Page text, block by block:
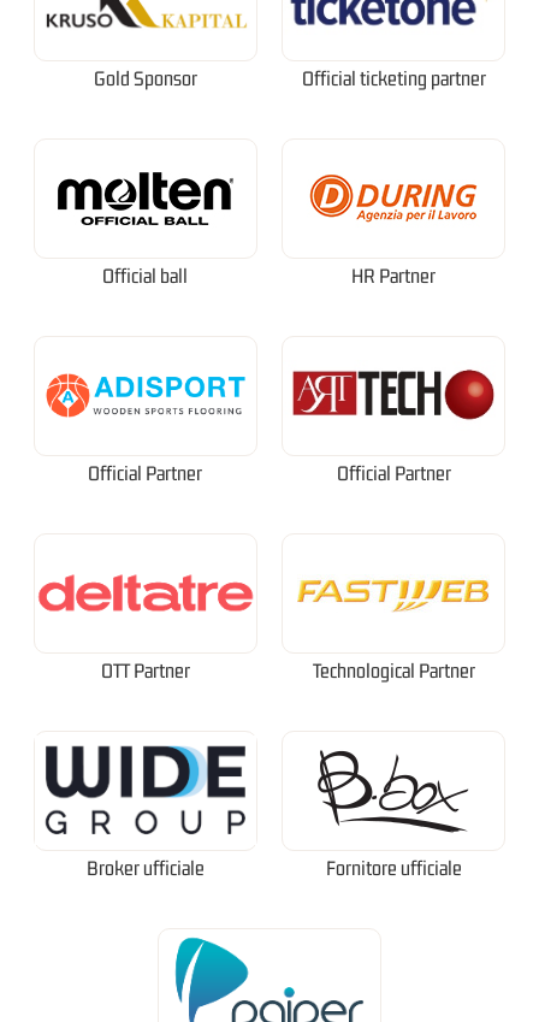
Gold Sponsor Official ticketing partner
Official ball HR Partner
Official Partner Official Partner
OTT Partner Technological Partner
Broker ufficiale Fornitore ufficiale